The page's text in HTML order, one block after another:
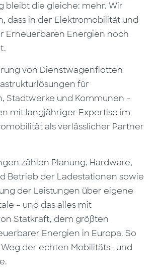
bleibt die gleiche: mehr. Wir
dass in der Elektromobilität und
Erneuerbaren Energien noch
von Dienstwagenflotten
für
Stadtwerke und Kommunen –
mit langjähriger Expertise im
als verlässlicher Partner
zählen Planung, Hardware,
Betrieb der Ladestationen sowie
der Leistungen über eigene
– und das alles mit
Statkraft, dem größten
Energien in Europa. So
der echten Mobilitäts- und